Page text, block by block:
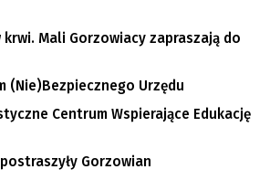
Mali Gorzowiacy zapraszają do
(Nie)Bezpiecznego Urzędu
Centrum Wspierające Edukację
Gorzowian